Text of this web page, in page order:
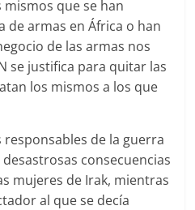
mismos que se han
de armas en África o han
de las armas nos
se justifica para quitar las
los mismos a los que
responsables de la guerra
consecuencias
mujeres de Irak, mientras
al que se decía